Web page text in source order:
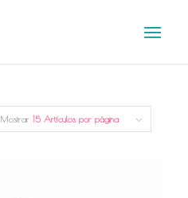
Mostrar 15 Artículos por página